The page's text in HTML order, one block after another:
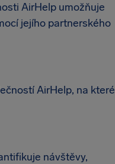
AirHelp umožňuje
jejího partnerského
AirHelp, na které
návštěvy,